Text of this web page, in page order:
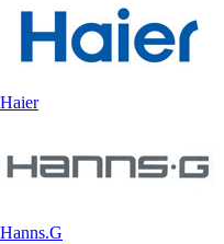
Haier
Hanns.G